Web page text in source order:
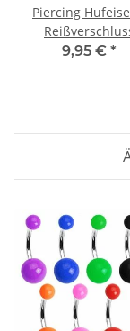
Piercing
9,95 € *